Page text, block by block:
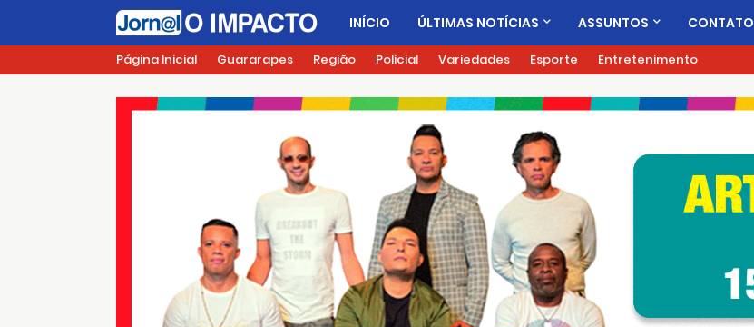
INÍCIO ÚLTIMAS NOTÍCIAS ASSUNTOS CONTATO
Página Inicial Guararapes Região Policial Variedades Esporte Entretenimento